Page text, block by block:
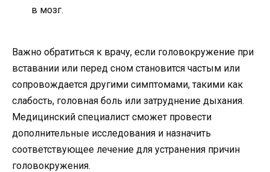
в мозг.
Важно обратиться к врачу, если головокружение при
вставании или перед сном становится частым или
сопровождается другими симптомами, такими как
слабость, головная боль или затруднение дыхания.
Медицинский специалист сможет провести
дополнительные исследования и назначить
соответствующее лечение для устранения причин
головокружения.